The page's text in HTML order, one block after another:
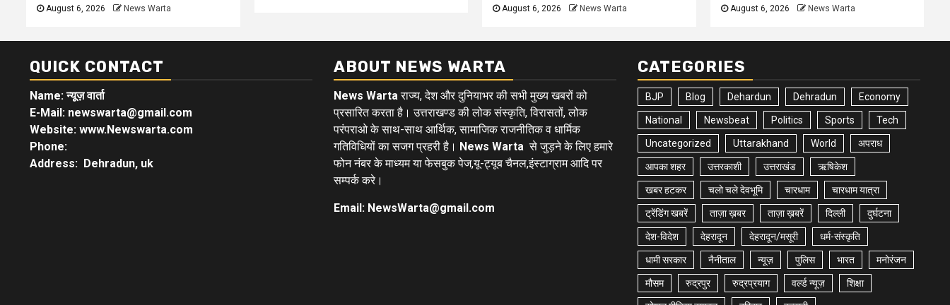
August 6, 2026 News Warta August 6, 2026 News Warta August 6, 2026 News Warta
QUICK CONTACT
Name: न्यूज़ वार्ता
E-Mail: newswarta@gmail.com
Website: www.Newswarta.com
Phone:
Address: Dehradun, uk
ABOUT NEWS WARTA
News Wartaराज्य, देश और दुनियाभर की सभी मुख्य खबरों को
प्रसारित करता है। उत्तराखण्ड की लोक संस्कृति, विरासतों, लोक
परंपराओ के साथ-साथ आर्थिक, सामाजिक राजनीतिक व धार्मिक
गतिविधियों का सजग प्रहरी है। News Warta से जुड़ने के लिए हमारे
फोन नंबर के माध्यम या फेसबुक पेज,यू-ट्यूब चैनल,इंस्टाग्राम आदि पर
सम्पर्क करे।
Email: NewsWarta@gmail.com
CATEGORIES
BJP Blog Dehardun Dehradun Economy
National Newsbeat Politics Sports Tech
Uncategorized Uttarakhand World अपराध
आपका शहर उत्तरकाशी उत्तराखंड ऋषिकेश
खबर हटकर चलो चले देवभूमि चारधाम चारधाम यात्रा
ट्रेंडिंग खबरें ताज़ा ख़बर ताज़ा ख़बरें दिल्ली दुर्घटना
देश-विदेश देहरादून देहरादून/मसूरी धर्म-संस्कृति
धामी सरकार नैनीताल न्यूज़ पुलिस भारत मनोरंजन
मौसम रुद्रपुर रुद्रप्रयाग वर्ल्ड न्यूज़ शिक्षा